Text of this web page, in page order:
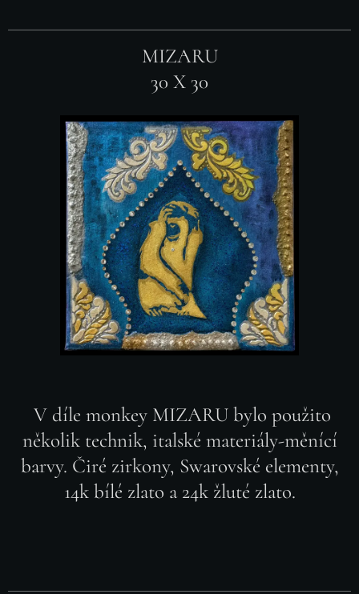
MIZARU
30 X 30
V díle monkey MIZARU bylo použito
několik technik, italské materiály-měnící
barvy. Čiré zirkony, Swarovské elementy,
14k bílé zlato a 24k žluté zlato.